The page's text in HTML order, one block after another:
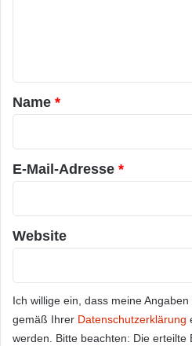
a
r
*
Name *
E-Mail-Adresse *
Website
Ich willige ein, dass meine
gemäß Ihrer Datenschutzerklärung
werden. Bitte beachten: Die erteilte